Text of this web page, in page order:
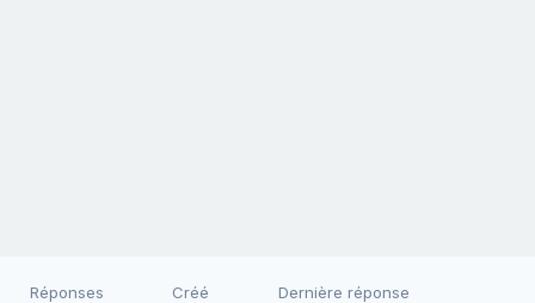
Réponses Créé Dernière réponse